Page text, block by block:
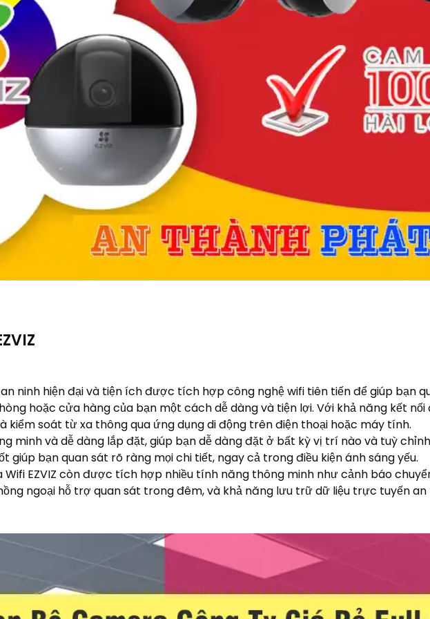
ninh hiện đại và tiện ích được tích hợp công nghệ wifi tiên tiến để giúp bạn
hoặc cửa hàng của bạn một cách dễ dàng và tiện lợi. Với khả năng kết nối
kiểm soát từ xa thông qua ứng dụng di động trên điện thoại hoặc máy tính.
minh và dễ dàng lắp đặt, giúp bạn dễ dàng đặt ở bất kỳ vị trí nào và tuỳ
bạn quan sát rõ ràng mọi chi tiết, ngay cả trong điều kiện ánh sáng yếu.
EZVIZ còn được tích hợp nhiều tính năng thông minh như cảnh báo
ngoại hỗ trợ quan sát trong đêm, và khả năng lưu trữ dữ liệu trực tuyến